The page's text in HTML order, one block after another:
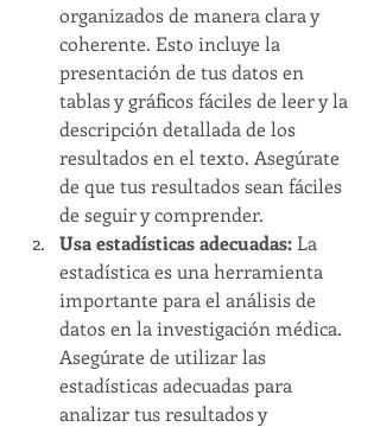
organizados de manera clara y
coherente. Esto incluye la
presentación de tus datos en
tablas y gráficos fáciles de leer y la
descripción detallada de los
resultados en el texto. Asegúrate
de que tus resultados sean fáciles
de seguir y comprender.
Usa estadísticas adecuadas: La
estadística es una herramienta
importante para el análisis de
datos en la investigación médica.
Asegúrate de utilizar las
estadísticas adecuadas para
analizar tus resultados y